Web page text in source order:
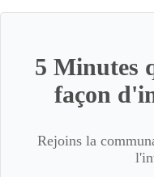
5 Minutes
façon
Rejoins la